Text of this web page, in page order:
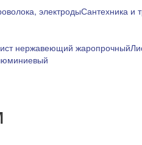
электродыСантехника и
нержавеющий жаропрочный